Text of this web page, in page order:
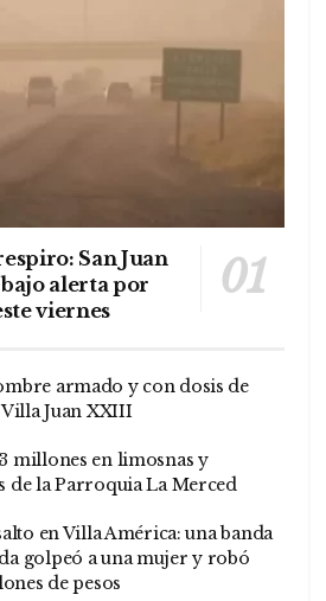
San Juan
alerta por
viernes
armado y con dosis de
Juan XXIII
millones en limosnas y
de la Parroquia La Merced
en Villa América: una banda
golpeó a una mujer y robó
de pesos